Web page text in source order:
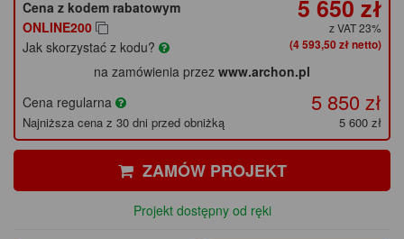
Cena z kodem rabatowym
ONLINE200
Jak skorzystać z kodu?
5 650 zł
z VAT 23%
(4 593,50 zł netto)
na zamówienia przez www.archon.pl
Cena regularna
5 850 zł
Najniższa cena z 30 dni przed obniżką 5 600 zł
ZAMÓW PROJEKT
Projekt dostępny od ręki